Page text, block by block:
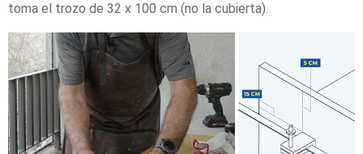
toma el trozo de 32 x 100 cm (no la cubierta).